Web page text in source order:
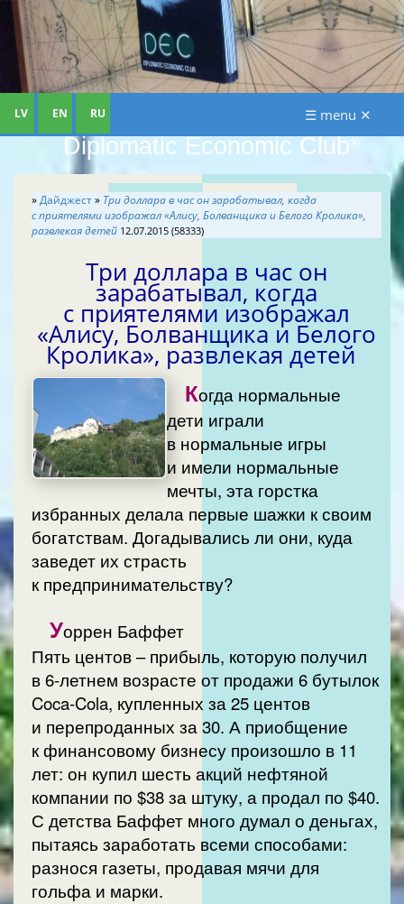
Diplomatic Economic Club®
LV EN RU ☰ menu ✕
»Дайджест» Три доллара в час он зарабатывал, когда
с приятелями изображал «Алису, Болванщика и Белого Кролика»,
развлекая детей 12.07.2015 (58333)
Три доллара в час он
зарабатывал, когда
с приятелями изображал
«Алису, Болванщика и Белого
Кролика», развлекая детей
Когда нормальные
дети играли
в нормальные игры
и имели нормальные
мечты, эта горстка
избранных делала первые шажки к своим
богатствам. Догадывались ли они, куда
заведет их страсть
к предпринимательству?
Уоррен Баффет
Пять центов – прибыль, которую получил
в 6-летнем возрасте от продажи 6 бутылок
Coca-Cola, купленных за 25 центов
и перепроданных за 30. А приобщение
к финансовому бизнесу произошло в 11
лет: он купил шесть акций нефтяной
компании по $38 за штуку, а продал по $40.
С детства Баффет много думал о деньгах,
пытаясь заработать всеми способами:
разнося газеты, продавая мячи для
гольфа и марки.